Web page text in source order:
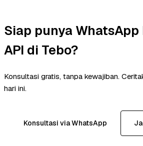
Siap punya
API di Tebo?
Konsultasi gratis, tanpa kewajiban.
hari ini.
Konsultasi via WhatsApp